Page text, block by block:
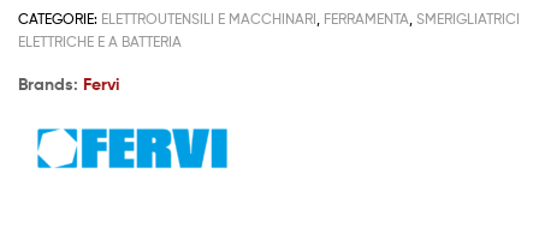
CATEGORIE: ELETTROUTENSILI E MACCHINARI, FERRAMENTA, SMERIGLIATRICI
ELETTRICHE E A BATTERIA
Brands: Fervi